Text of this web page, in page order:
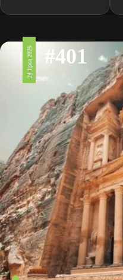
24 lipca 2026 #401